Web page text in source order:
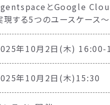
とGoogle Cloud
現する5つのユースケース〜
年10月2日(木) 16:00-
年10月2日(木)15:30